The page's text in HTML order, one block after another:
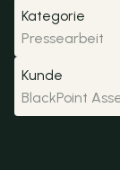
Kategorie
Pressearbeit
Kunde
BlackPoint